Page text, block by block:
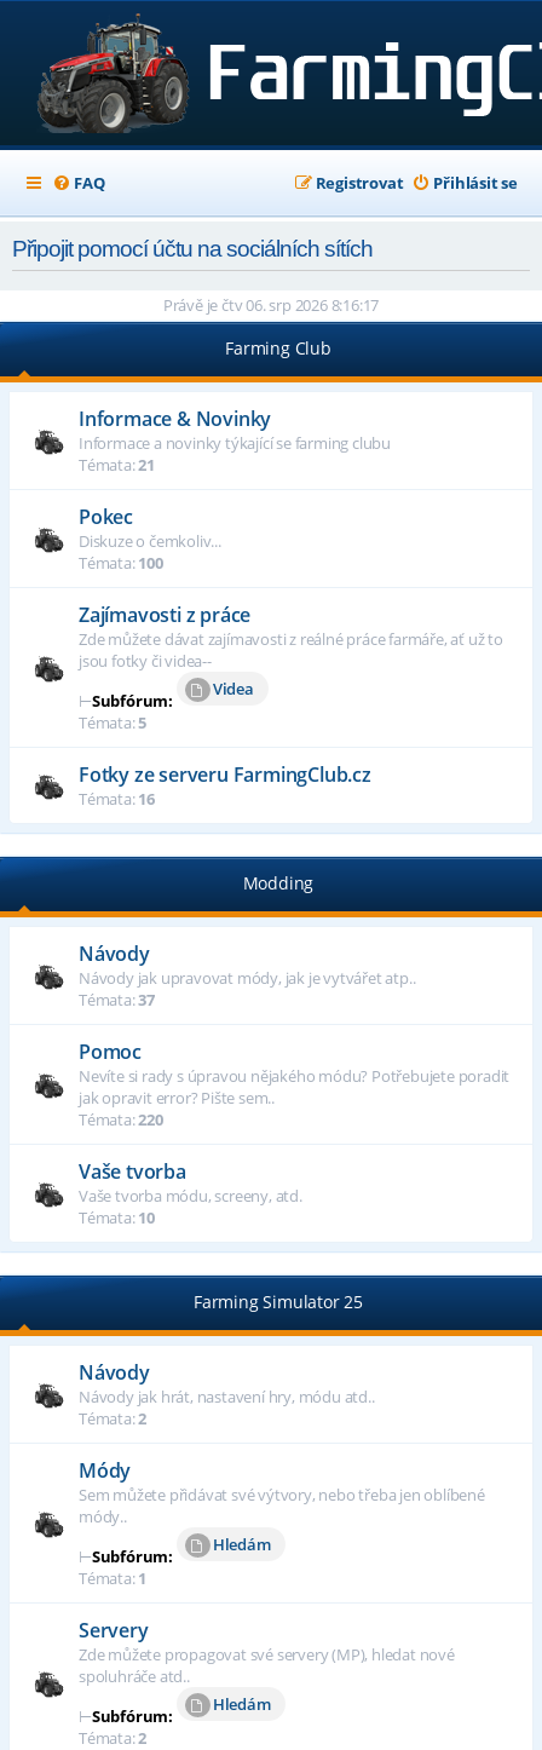
FAQ Přihlásit se
Registrovat
Připojit pomocí účtu na sociálních sítích
Právě je čtv 06. srp 2026 8:16:17
Farming Club
Informace & Novinky
Informace a novinky týkající se farming clubu
Témata:21
Pokec
Diskuze o čemkoliv...
Témata:100
Zajímavosti z práce
Zde můžete dávat zajímavosti z reálné práce farmáře, ať už to
jsou fotky či videa--
⊢Subfórum:
Videa
Témata:5
Fotky ze serveru FarmingClub.cz
Témata:16
Modding
Návody
Návody jak upravovat módy, jak je vytvářet atp..
Témata:37
Pomoc
Nevíte si rady s úpravou nějakého módu? Potřebujete poradit
jak opravit error? Pište sem..
Témata:220
Vaše tvorba
Vaše tvorba módu, screeny, atd.
Témata:10
Farming Simulator 25
Návody
Návody jak hrát, nastavení hry, módu atd..
Témata:2
Módy
Sem můžete přidávat své výtvory, nebo třeba jen oblíbené
módy..
⊢Subfórum:
Hledám
Témata:1
Servery
Zde můžete propagovat své servery (MP), hledat nové
spoluhráče atd..
⊢Subfórum:
Hledám
Témata:2